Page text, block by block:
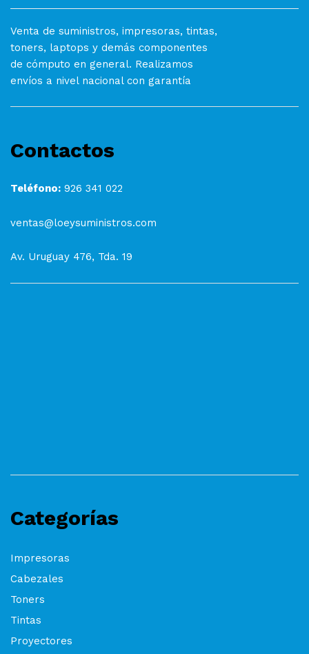
Venta de suministros, impresoras, tintas,
toners, laptops y demás componentes
de cómputo en general. Realizamos
envíos a nivel nacional con garantía
Contactos
Teléfono: 926 341 022
ventas@loeysuministros.com
Av. Uruguay 476, Tda. 19
Categorías
Impresoras
Cabezales
Toners
Tintas
Proyectores